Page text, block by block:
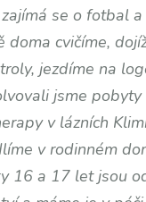
se o fotbal a
doma cvičíme,
jezdíme na
jsme pobyty
v lázních
v rodinném
16 a 17 let jsou